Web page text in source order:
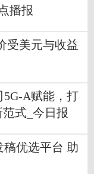
播报
受美元与收益
5G-A赋能，打
式_今日报
稿优选平台 助